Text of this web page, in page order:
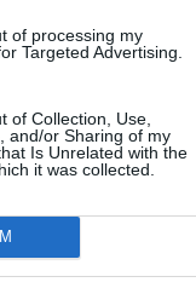
of processing my
Targeted Advertising.
of Collection, Use,
and/or Sharing of my
Is Unrelated with the
it was collected.
ΔΙΑΦΗΜΙΣΗ